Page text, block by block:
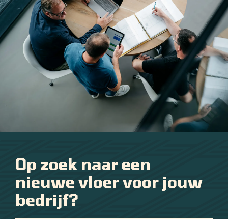
Op zoek naar een
nieuwe vloer voor jouw
bedrijf?